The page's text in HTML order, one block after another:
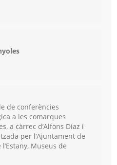
de conferències
a les comarques
a càrrec d’Alfons Díaz i
per l’Ajuntament de
Museus de